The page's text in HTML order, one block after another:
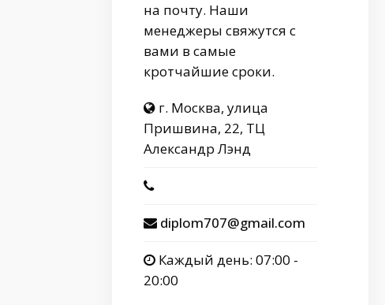
на почту. Наши
менеджеры свяжутся с
вами в самые
кротчайшие сроки.
г. Москва, улица
Пришвина, 22, ТЦ
Александр Лэнд
diplom707@gmail.com
Каждый день: 07:00 -
20:00